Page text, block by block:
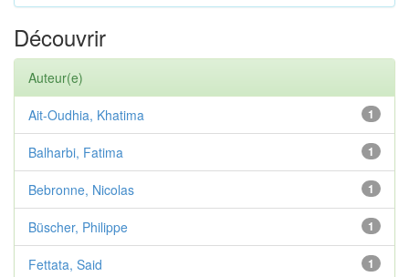
Découvrir
Auteur(e)
1
Ait-Oudhia, Khatima
1
Balharbi, Fatima
1
Bebronne, Nicolas
1
Büscher, Philippe
1
Fettata, Said